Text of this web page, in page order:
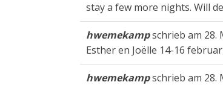
stay a few more nights. Will
hwemekampschrieb am 28.
Esther en Joëlle 14-16
hwemekampschrieb am 28.